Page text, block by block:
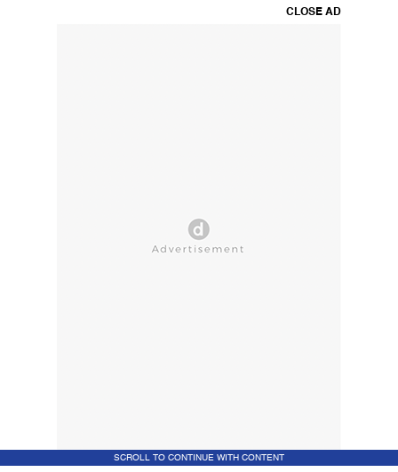
CLOSE AD
SCROLL TO CONTINUE WITH CONTENT